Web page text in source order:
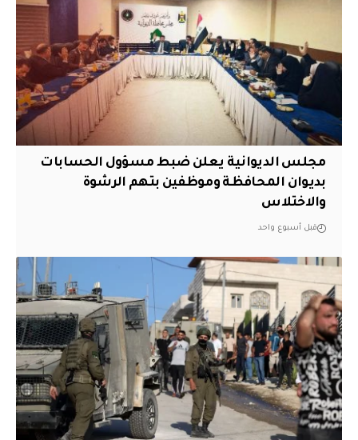
مجلس الديوانية يعلن ضبط مسؤول الحسابات
بديوان المحافظة وموظفين بتهم الرشوة
والاختلاس
قبل أسبوع واحد